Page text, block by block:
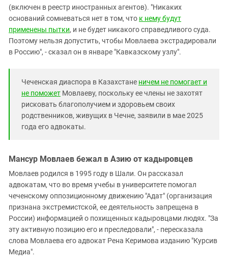
(включен в реестр иностранных агентов). "Никаких
оснований сомневаться нет в том, что к нему будут
применены пытки, и не будет никакого справедливого суда.
Поэтому нельзя допустить, чтобы Мовлаева экстрадировали
в Россию", - сказал он в январе "Кавказскому узлу".
Чеченская диаспора в Казахстане ничем не помогает и
не поможет Мовлаеву, поскольку ее члены не захотят
рисковать благополучием и здоровьем своих
родственников, живущих в Чечне, заявили в мае 2025
года его адвокаты.
Мансур Мовлаев бежал в Азию от кадыровцев
Мовлаев родился в 1995 году в Шали. Он рассказал
адвокатам, что во время учебы в университете помогал
чеченскому оппозиционному движению "Адат" (организация
признана экстремистской, ее деятельность запрещена в
России) информацией о похищенных кадыровцами людях. "За
эту активную позицию его и преследовали", - пересказала
слова Мовлаева его адвокат Рена Керимова изданию "Курсив
Медиа".